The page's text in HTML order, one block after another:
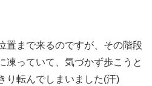
置まで来るのですが、その階段
凍っていて、気づかず歩こうと
り転んでしまいました(汗)